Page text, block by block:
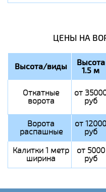
ЦЕНЫ НА
Высота/виды Высота
1.5 м
Откатные
ворота
от
руб
Ворота
распашные
от 12000
руб
Калитки 1 метр
ширина
от 5000
руб